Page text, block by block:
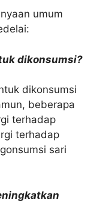
umum
dikonsumsi?
dikonsumsi
beberapa
terhadap
terhadap
sari